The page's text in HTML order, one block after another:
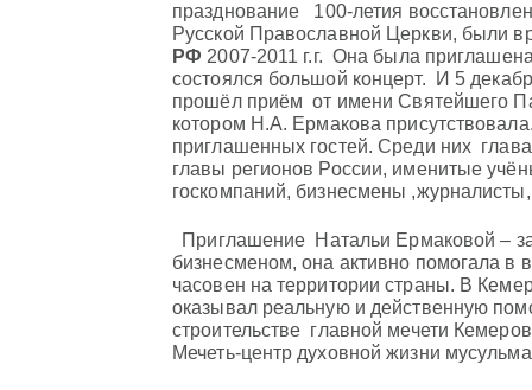
празднование 100-летия
Русской Православной Церкви, были
РФ 2007-2011 г.г. Она была
состоялся большой концерт. И 5
прошёл приём от имени Святейшего
котором Н.А. Ермакова
приглашенных гостей. Среди них
главы регионов России, именитые
госкомпаний, бизнесмены
Приглашение Натальи Ермаковой –
бизнесменом, она активно помогала в
часовен на территории страны. В
оказывал реальную и действенную
строительстве главной мечети
Мечеть-центр духовной жизни